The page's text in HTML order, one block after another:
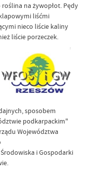
na żywopłot. Pędy
liśćmi
nieco liście kaliny
liście porzeczek.
sposobem
podkarpackim"
Województwa
i Gospodarki